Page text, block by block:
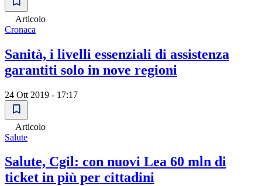
Articolo
Cronaca
Sanità, i livelli essenziali di assistenza
garantiti solo in nove regioni
24 Ott 2019 - 17:17
Articolo
Salute
Salute, Cgil: con nuovi Lea 60 mln di
ticket in più per cittadini